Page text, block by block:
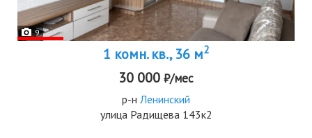
9
1 комн. кв., 36 м2
30 000 ₽/мес
р-н Ленинский
улица Радищева 143к2